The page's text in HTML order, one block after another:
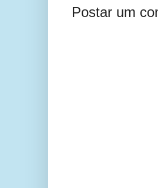
Postar um